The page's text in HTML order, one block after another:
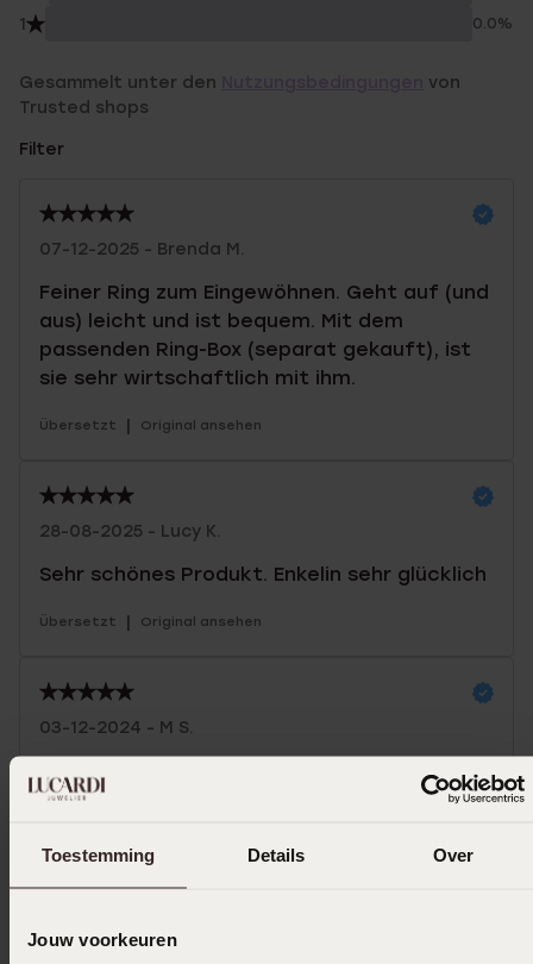
Toestemming Details Over
Jouw voorkeuren
1 0.0%
Gesammelt unter den
von
Trusted shops
Filter
07-12-2025 - Brenda M.
Feiner Ring zum Eingewöhnen. Geht auf (und
aus) leicht und ist bequem. Mit dem
passenden Ring-Box (separat gekauft), ist
sie sehr wirtschaftlich mit ihm.
Übersetzt | Original ansehen
28-08-2025 - Lucy K.
Sehr schönes Produkt. Enkelin sehr glücklich
Übersetzt | Original ansehen
03-12-2024 - M S.
Schöner rosa Farbton, genau wie abgebildet